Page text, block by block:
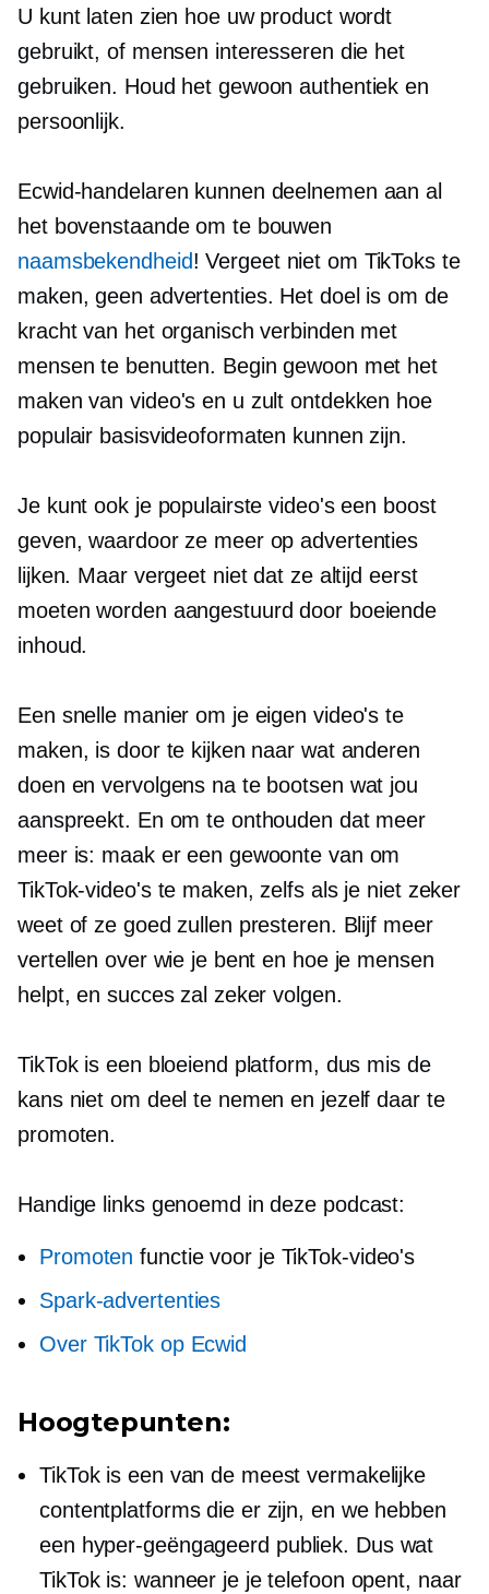
U kunt laten zien hoe uw product wordt
gebruikt, of mensen interesseren die het
gebruiken. Houd het gewoon authentiek en
persoonlijk.
Ecwid-handelaren kunnen deelnemen aan al
het bovenstaande om te bouwen
naamsbekendheid! Vergeet niet om TikToks te
maken, geen advertenties. Het doel is om de
kracht van het organisch verbinden met
mensen te benutten. Begin gewoon met het
maken van video's en u zult ontdekken hoe
populair basisvideoformaten kunnen zijn.
Je kunt ook je populairste video's een boost
geven, waardoor ze meer op advertenties
lijken. Maar vergeet niet dat ze altijd eerst
moeten worden aangestuurd door boeiende
inhoud.
Een snelle manier om je eigen video's te
maken, is door te kijken naar wat anderen
doen en vervolgens na te bootsen wat jou
aanspreekt. En om te onthouden dat meer
meer is: maak er een gewoonte van om
TikTok-video's te maken, zelfs als je niet zeker
weet of ze goed zullen presteren. Blijf meer
vertellen over wie je bent en hoe je mensen
helpt, en succes zal zeker volgen.
TikTok is een bloeiend platform, dus mis de
kans niet om deel te nemen en jezelf daar te
promoten.
Handige links genoemd in deze podcast:
Promoten functie voor je TikTok-video's
Spark-advertenties
Over TikTok op Ecwid
Hoogtepunten:
TikTok is een van de meest vermakelijke
contentplatforms die er zijn, en we hebben
een hyper-geëngageerd publiek. Dus wat
TikTok is: wanneer je je telefoon opent, naar